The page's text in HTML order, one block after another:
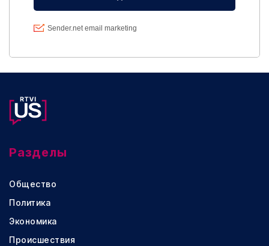
Разделы
Общество
Политика
Экономика
Происшествия